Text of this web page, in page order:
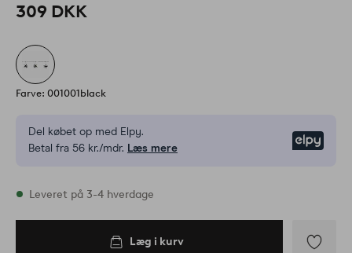
309 DKK
Farve: 001001black
Del købet op med Elpy.
Betal fra 56 kr./mdr. Læs mere
På lager
Leveret på 3-4 hverdage
Læg i kurv